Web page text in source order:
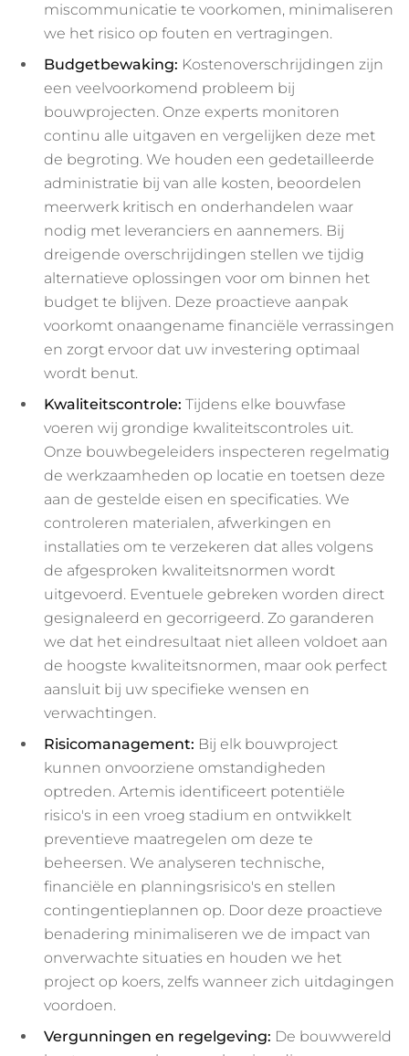
miscommunicatie te voorkomen, minimaliseren
we het risico op fouten en vertragingen.
Budgetbewaking: Kostenoverschrijdingen zijn
een veelvoorkomend probleem bij
bouwprojecten. Onze experts monitoren
continu alle uitgaven en vergelijken deze met
de begroting. We houden een gedetailleerde
administratie bij van alle kosten, beoordelen
meerwerk kritisch en onderhandelen waar
nodig met leveranciers en aannemers. Bij
dreigende overschrijdingen stellen we tijdig
alternatieve oplossingen voor om binnen het
budget te blijven. Deze proactieve aanpak
voorkomt onaangename financiële verrassingen
en zorgt ervoor dat uw investering optimaal
wordt benut.
Kwaliteitscontrole: Tijdens elke bouwfase
voeren wij grondige kwaliteitscontroles uit.
Onze bouwbegeleiders inspecteren regelmatig
de werkzaamheden op locatie en toetsen deze
aan de gestelde eisen en specificaties. We
controleren materialen, afwerkingen en
installaties om te verzekeren dat alles volgens
de afgesproken kwaliteitsnormen wordt
uitgevoerd. Eventuele gebreken worden direct
gesignaleerd en gecorrigeerd. Zo garanderen
we dat het eindresultaat niet alleen voldoet aan
de hoogste kwaliteitsnormen, maar ook perfect
aansluit bij uw specifieke wensen en
verwachtingen.
Risicomanagement: Bij elk bouwproject
kunnen onvoorziene omstandigheden
optreden. Artemis identificeert potentiële
risico's in een vroeg stadium en ontwikkelt
preventieve maatregelen om deze te
beheersen. We analyseren technische,
financiële en planningsrisico's en stellen
contingentieplannen op. Door deze proactieve
benadering minimaliseren we de impact van
onverwachte situaties en houden we het
project op koers, zelfs wanneer zich uitdagingen
voordoen.
Vergunningen en regelgeving: De bouwwereld